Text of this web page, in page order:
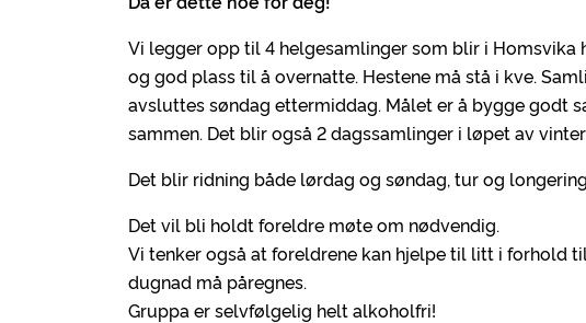
Vi legger opp til 4 helgesamlinger som blir i Homsvika
og god plass til å overnatte. Hestene må stå i kve.
avsluttes søndag ettermiddag. Målet er å bygge godt
sammen. Det blir også 2 dagssamlinger i løpet av
Det blir ridning både lørdag og søndag, tur og
Det vil bli holdt foreldre møte om nødvendig.
Vi tenker også at foreldrene kan hjelpe til litt i forhold
dugnad må påregnes.
Gruppa er selvfølgelig helt alkoholfri!